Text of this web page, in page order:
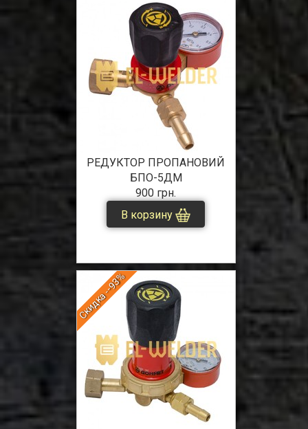
РЕДУКТОР ПРОПАНОВИЙ
БПО-5ДМ
900 грн.
В корзину
Скидка --93%